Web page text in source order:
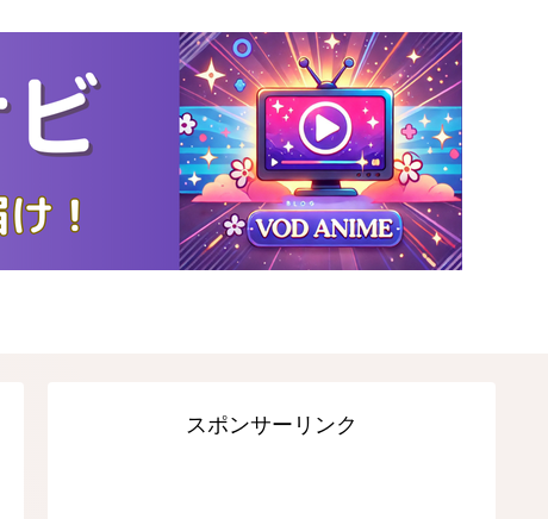
スポンサーリンク